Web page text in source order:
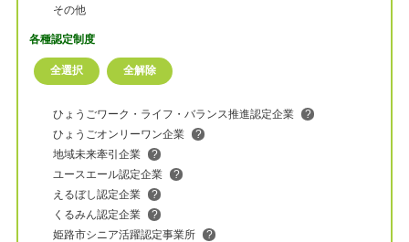
その他
各種認定制度
ひょうごワーク・ライフ・バランス推進認定企業
?
ひょうごオンリーワン企業
?
地域未来牽引企業
?
ユースエール認定企業
?
えるぼし認定企業
?
くるみん認定企業
?
姫路市シニア活躍認定事業所
?